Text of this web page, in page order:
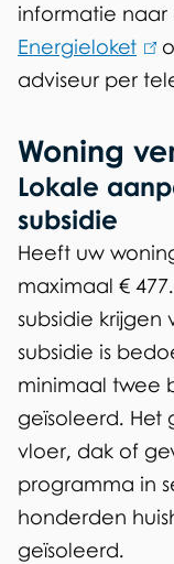
informatie naar
Energieloket
l
n
k
s
e
x
t
e
r
n
)
adviseur per
Woning
Lokale
subsidie
Heeft uw
maximaal €
subsidie
subsidie is
minimaal twee
geïsoleerd. Het
vloer, dak of
programma in
honderden
geïsoleerd.